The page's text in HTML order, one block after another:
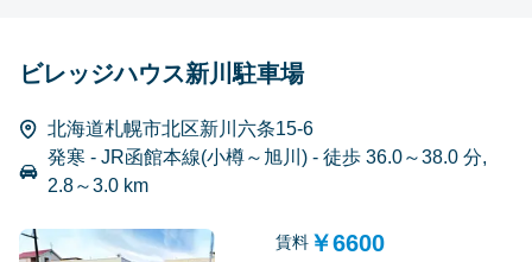
ビレッジハウス新川駐車場
北海道札幌市北区新川六条15-6
発寒 - JR函館本線(小樽～旭川) - 徒歩 36.0～38.0 分,
2.8～3.0 km
賃料 ￥6600